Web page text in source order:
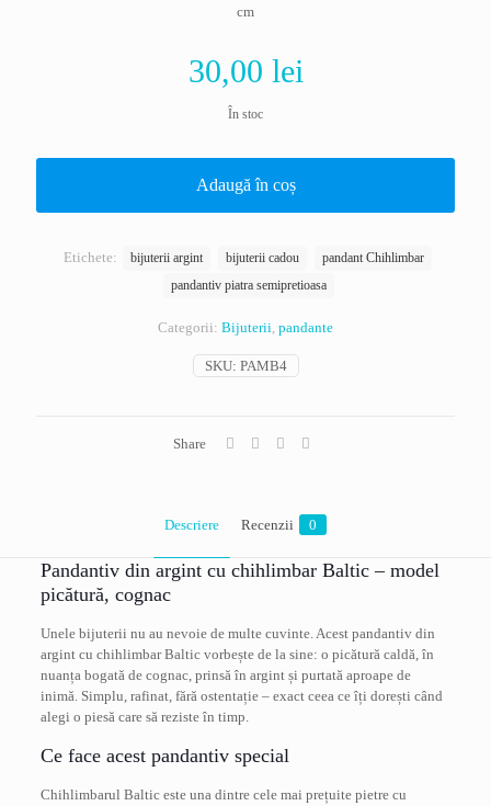
cm
30,00 lei
În stoc
Adaugă în coș
SKU: PAMB4
Categorii: Bijuterii, pandante
Etichete: bijuterii argint bijuterii cadou
pandant Chihlimbar
pandantiv piatra semipretioasa
Share
Descriere Recenzii 0
Pandantiv din argint cu chihlimbar Baltic – model
picătură, cognac
Unele bijuterii nu au nevoie de multe cuvinte. Acest pandantiv din
argint cu chihlimbar Baltic vorbește de la sine: o picătură caldă, în
nuanța bogată de cognac, prinsă în argint și purtată aproape de
inimă. Simplu, rafinat, fără ostentație – exact ceea ce îți dorești când
alegi o piesă care să reziste în timp.
Ce face acest pandantiv special
Chihlimbarul Baltic este una dintre cele mai prețuite pietre cu